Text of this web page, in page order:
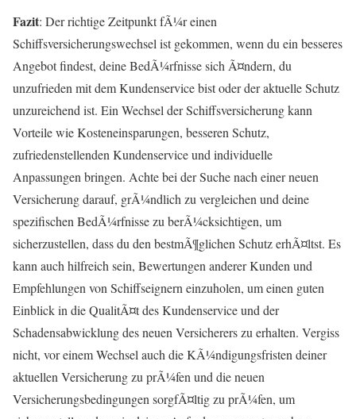
Fazit: Der richtige Zeitpunkt fÃ¼r einen
Schiffsversicherungswechsel ist gekommen, wenn du ein besseres
Angebot findest, deine BedÃ¼rfnisse sich Ã¤ndern, du
unzufrieden mit dem Kundenservice bist oder der aktuelle Schutz
unzureichend ist. Ein Wechsel der Schiffsversicherung kann
Vorteile wie Kosteneinsparungen, besseren Schutz,
zufriedenstellenden Kundenservice und individuelle
Anpassungen bringen. Achte bei der Suche nach einer neuen
Versicherung darauf, grÃ¼ndlich zu vergleichen und deine
spezifischen BedÃ¼rfnisse zu berÃ¼cksichtigen, um
sicherzustellen, dass du den bestmÃ¶glichen Schutz erhÃ¤ltst. Es
kann auch hilfreich sein, Bewertungen anderer Kunden und
Empfehlungen von Schiffseignern einzuholen, um einen guten
Einblick in die QualitÃ¤t des Kundenservice und der
Schadensabwicklung des neuen Versicherers zu erhalten. Vergiss
nicht, vor einem Wechsel auch die KÃ¼ndigungsfristen deiner
aktuellen Versicherung zu prÃ¼fen und die neuen
Versicherungsbedingungen sorgfÃ¤ltig zu prÃ¼fen, um